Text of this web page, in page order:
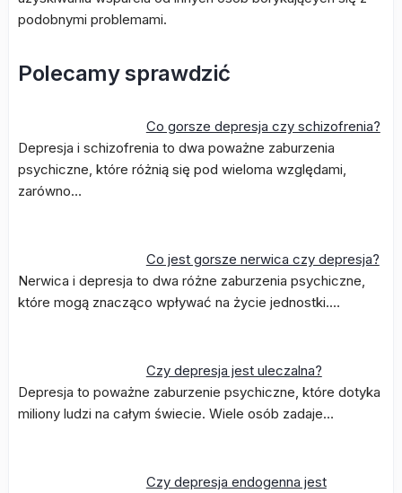
podobnymi problemami.
Polecamy sprawdzić
Co gorsze depresja czy schizofrenia?
Depresja i schizofrenia to dwa poważne zaburzenia
psychiczne, które różnią się pod wieloma względami,
zarówno…
Co jest gorsze nerwica czy depresja?
Nerwica i depresja to dwa różne zaburzenia psychiczne,
które mogą znacząco wpływać na życie jednostki.…
Czy depresja jest uleczalna?
Depresja to poważne zaburzenie psychiczne, które dotyka
miliony ludzi na całym świecie. Wiele osób zadaje…
Czy depresja endogenna jest